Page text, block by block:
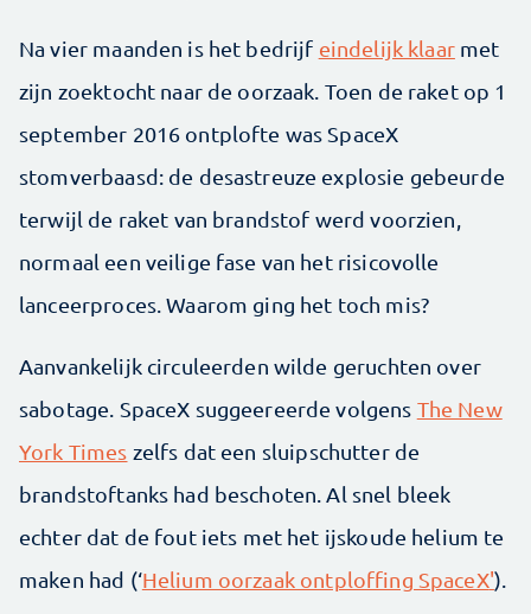
Na vier maanden is het bedrijf eindelijk klaarmet
zijn zoektocht naar de oorzaak. Toen de raket op 1
september 2016 ontplofte was SpaceX
stomverbaasd: de desastreuze explosie gebeurde
terwijl de raket van brandstof werd voorzien,
normaal een veilige fase van het risicovolle
lanceerproces. Waarom ging het toch mis?
Aanvankelijk circuleerden wilde geruchten over
sabotage. SpaceX suggeereerde volgens The New
York Times zelfs dat een sluipschutter de
brandstoftanks had beschoten. Al snel bleek
echter dat de fout iets met het ijskoude helium te
maken had (‘Helium oorzaak ontploffing SpaceX').